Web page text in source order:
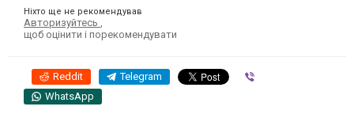
Ніхто ще не рекомендував
Авторизуйтесь
щоб оцінити і порекомендувати
Reddit Telegram
WhatsApp